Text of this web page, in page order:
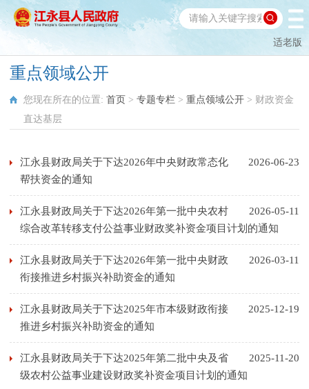
适老版
重点领域公开
您现在所在的位置: 首页 > 专题专栏 > 重点领域公开 > 财政资金
直达基层
2026-06-23
江永县财政局关于下达2026年中央财政常态化
帮扶资金的通知
2026-05-11
江永县财政局关于下达2026年第一批中央农村
综合改革转移支付公益事业财政奖补资金项目计划的通知
2026-03-11
江永县财政局关于下达2026年第一批中央财政
衔接推进乡村振兴补助资金的通知
2025-12-19
江永县财政局关于下达2025年市本级财政衔接
推进乡村振兴补助资金的通知
2025-11-20
江永县财政局关于下达2025年第二批中央及省
级农村公益事业建设财政奖补资金项目计划的通知